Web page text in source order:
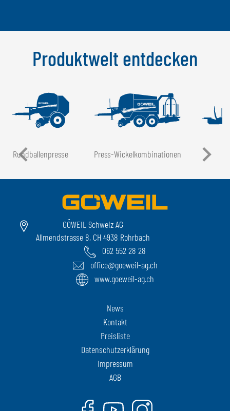
Produktwelt entdecken
Rundballen­presse Press-Wickel­kombinationen
GÖWEIL Schweiz AG
Allmendstrasse 8, CH 4938 Rohrbach
062 552 28 28
office@goeweil-ag.ch
www.goeweil-ag.ch
News
Kontakt
Preisliste
Datenschutzerklärung
Impressum
AGB